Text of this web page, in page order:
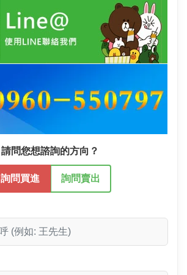
請問您想諮詢的方向？
詢問買進 詢問賣出